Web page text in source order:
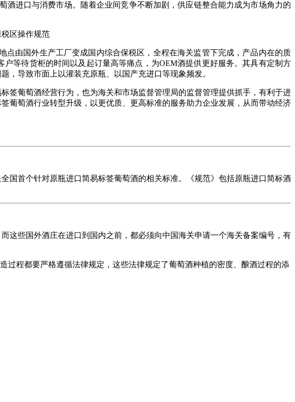
进口与消费市场。随着企业间竞争不断加剧，供应链整合能力成为市场角力的
点由国外生产工厂变成国内综合保税区，全程在海关监管下完成，产品内在的质
等待货柜的时间以及起订量高等痛点，为OEM酒提供更好服务。其具有定制方
导致市面上以灌装充原瓶、以国产充进口等现象频发。
签葡萄酒经营行为，也为海关和市场监督管理局的监督管理提供抓手，有利于进
葡萄酒行业转型升级，以更优质、更高标准的服务助力企业发展，从而带动经济
国首个针对原瓶进口简易标签葡萄酒的相关标准。《规范》包括原瓶进口简标酒
这些国外酒庄在进口到国内之前，都必须向中国海关申请一个海关备案编号，有
过程都要严格遵循法律规定，这些法律规定了葡萄酒种植的密度、酿酒过程的添